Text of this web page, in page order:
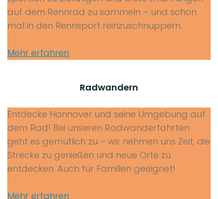
auf dem Rennrad zu sammeln – und schon
mal in den Rennsport reinzuschnuppern.
Mehr erfahren
Radwandern
Entdecke Hannover und seine Umgebung auf
dem Rad! Bei unseren Radwanderfahrten
geht es gemütlich zu – wir nehmen uns Zeit, die
Strecke zu genießen und neue Orte zu
entdecken. Auch für Familien geeignet!
Mehr erfahren